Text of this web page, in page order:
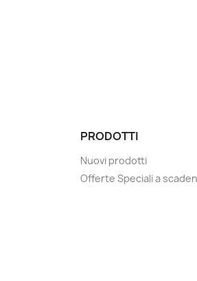
PRODOTTI
Nuovi prodotti
Offerte Speciali a